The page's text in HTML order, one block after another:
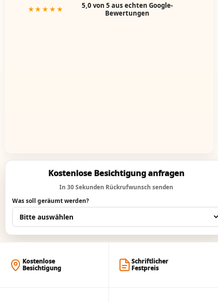
★★★★★
5,0 von 5 aus echten Google-
Bewertungen
Kostenlose Besichtigung anfragen
In 30 Sekunden Rückrufwunsch senden
Was soll geräumt werden?
Kostenlose
Besichtigung
Schriftlicher
Festpreis